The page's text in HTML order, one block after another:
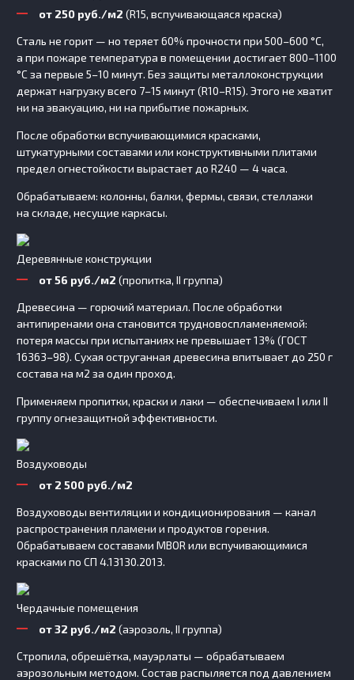
от 250 руб./м2 (R15, вспучивающаяся краска)
Сталь не горит — но теряет 60% прочности при 500–600 °C,
а при пожаре температура в помещении достигает 800–1100
°C за первые 5–10 минут. Без защиты металлоконструкции
держат нагрузку всего 7–15 минут (R10–R15). Этого не хватит
ни на эвакуацию, ни на прибытие пожарных.
После обработки вспучивающимися красками,
штукатурными составами или конструктивными плитами
предел огнестойкости вырастает до R240 — 4 часа.
Обрабатываем: колонны, балки, фермы, связи, стеллажи
на складе, несущие каркасы.
Деревянные конструкции
от 56 руб./м2 (пропитка, II группа)
Древесина — горючий материал. После обработки
антипиренами она становится трудновоспламеняемой:
потеря массы при испытаниях не превышает 13% (ГОСТ
16363–98). Сухая оструганная древесина впитывает до 250 г
состава на м2 за один проход.
Применяем пропитки, краски и лаки — обеспечиваем I или II
группу огнезащитной эффективности.
Воздуховоды
от 2 500 руб./м2
Воздуховоды вентиляции и кондиционирования — канал
распространения пламени и продуктов горения.
Обрабатываем составами MBOR или вспучивающимися
красками по СП 4.13130.2013.
Чердачные помещения
от 32 руб./м2 (аэрозоль, II группа)
Стропила, обрешётка, мауэрлаты — обрабатываем
аэрозольным методом. Состав распыляется под давлением